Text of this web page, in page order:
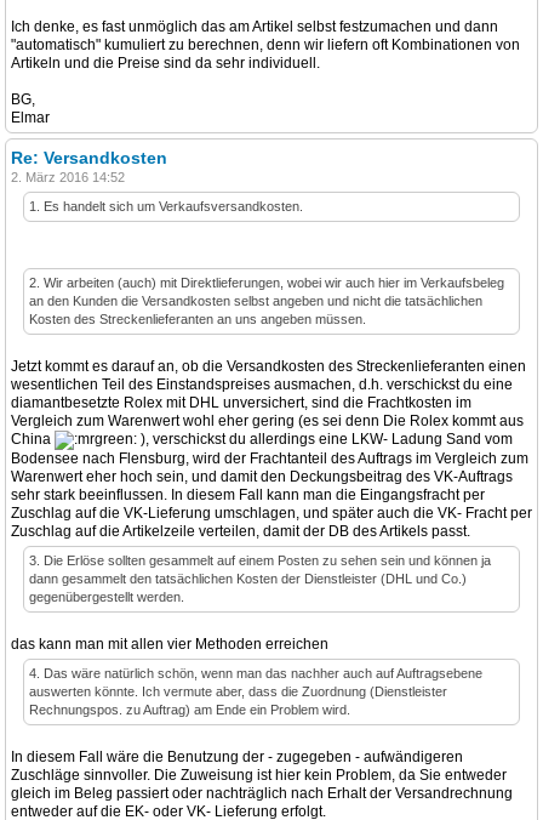
Ich denke, es fast unmöglich das am Artikel selbst festzumachen und dann
"automatisch" kumuliert zu berechnen, denn wir liefern oft Kombinationen von
Artikeln und die Preise sind da sehr individuell.
BG,
Elmar
Re: Versandkosten
2. März 2016 14:52
1. Es handelt sich um Verkaufsversandkosten.
2. Wir arbeiten (auch) mit Direktlieferungen, wobei wir auch hier im Verkaufsbeleg
an den Kunden die Versandkosten selbst angeben und nicht die tatsächlichen
Kosten des Streckenlieferanten an uns angeben müssen.
Jetzt kommt es darauf an, ob die Versandkosten des Streckenlieferanten einen
wesentlichen Teil des Einstandspreises ausmachen, d.h. verschickst du eine
diamantbesetzte Rolex mit DHL unversichert, sind die Frachtkosten im
Vergleich zum Warenwert wohl eher gering (es sei denn Die Rolex kommt aus
China
), verschickst du allerdings eine LKW- Ladung Sand vom
Bodensee nach Flensburg, wird der Frachtanteil des Auftrags im Vergleich zum
Warenwert eher hoch sein, und damit den Deckungsbeitrag des VK-Auftrags
sehr stark beeinflussen. In diesem Fall kann man die Eingangsfracht per
Zuschlag auf die VK-Lieferung umschlagen, und später auch die VK- Fracht per
Zuschlag auf die Artikelzeile verteilen, damit der DB des Artikels passt.
3. Die Erlöse sollten gesammelt auf einem Posten zu sehen sein und können ja
dann gesammelt den tatsächlichen Kosten der Dienstleister (DHL und Co.)
gegenübergestellt werden.
das kann man mit allen vier Methoden erreichen
4. Das wäre natürlich schön, wenn man das nachher auch auf Auftragsebene
auswerten könnte. Ich vermute aber, dass die Zuordnung (Dienstleister
Rechnungspos. zu Auftrag) am Ende ein Problem wird.
In diesem Fall wäre die Benutzung der - zugegeben - aufwändigeren
Zuschläge sinnvoller. Die Zuweisung ist hier kein Problem, da Sie entweder
gleich im Beleg passiert oder nachträglich nach Erhalt der Versandrechnung
entweder auf die EK- oder VK- Lieferung erfolgt.